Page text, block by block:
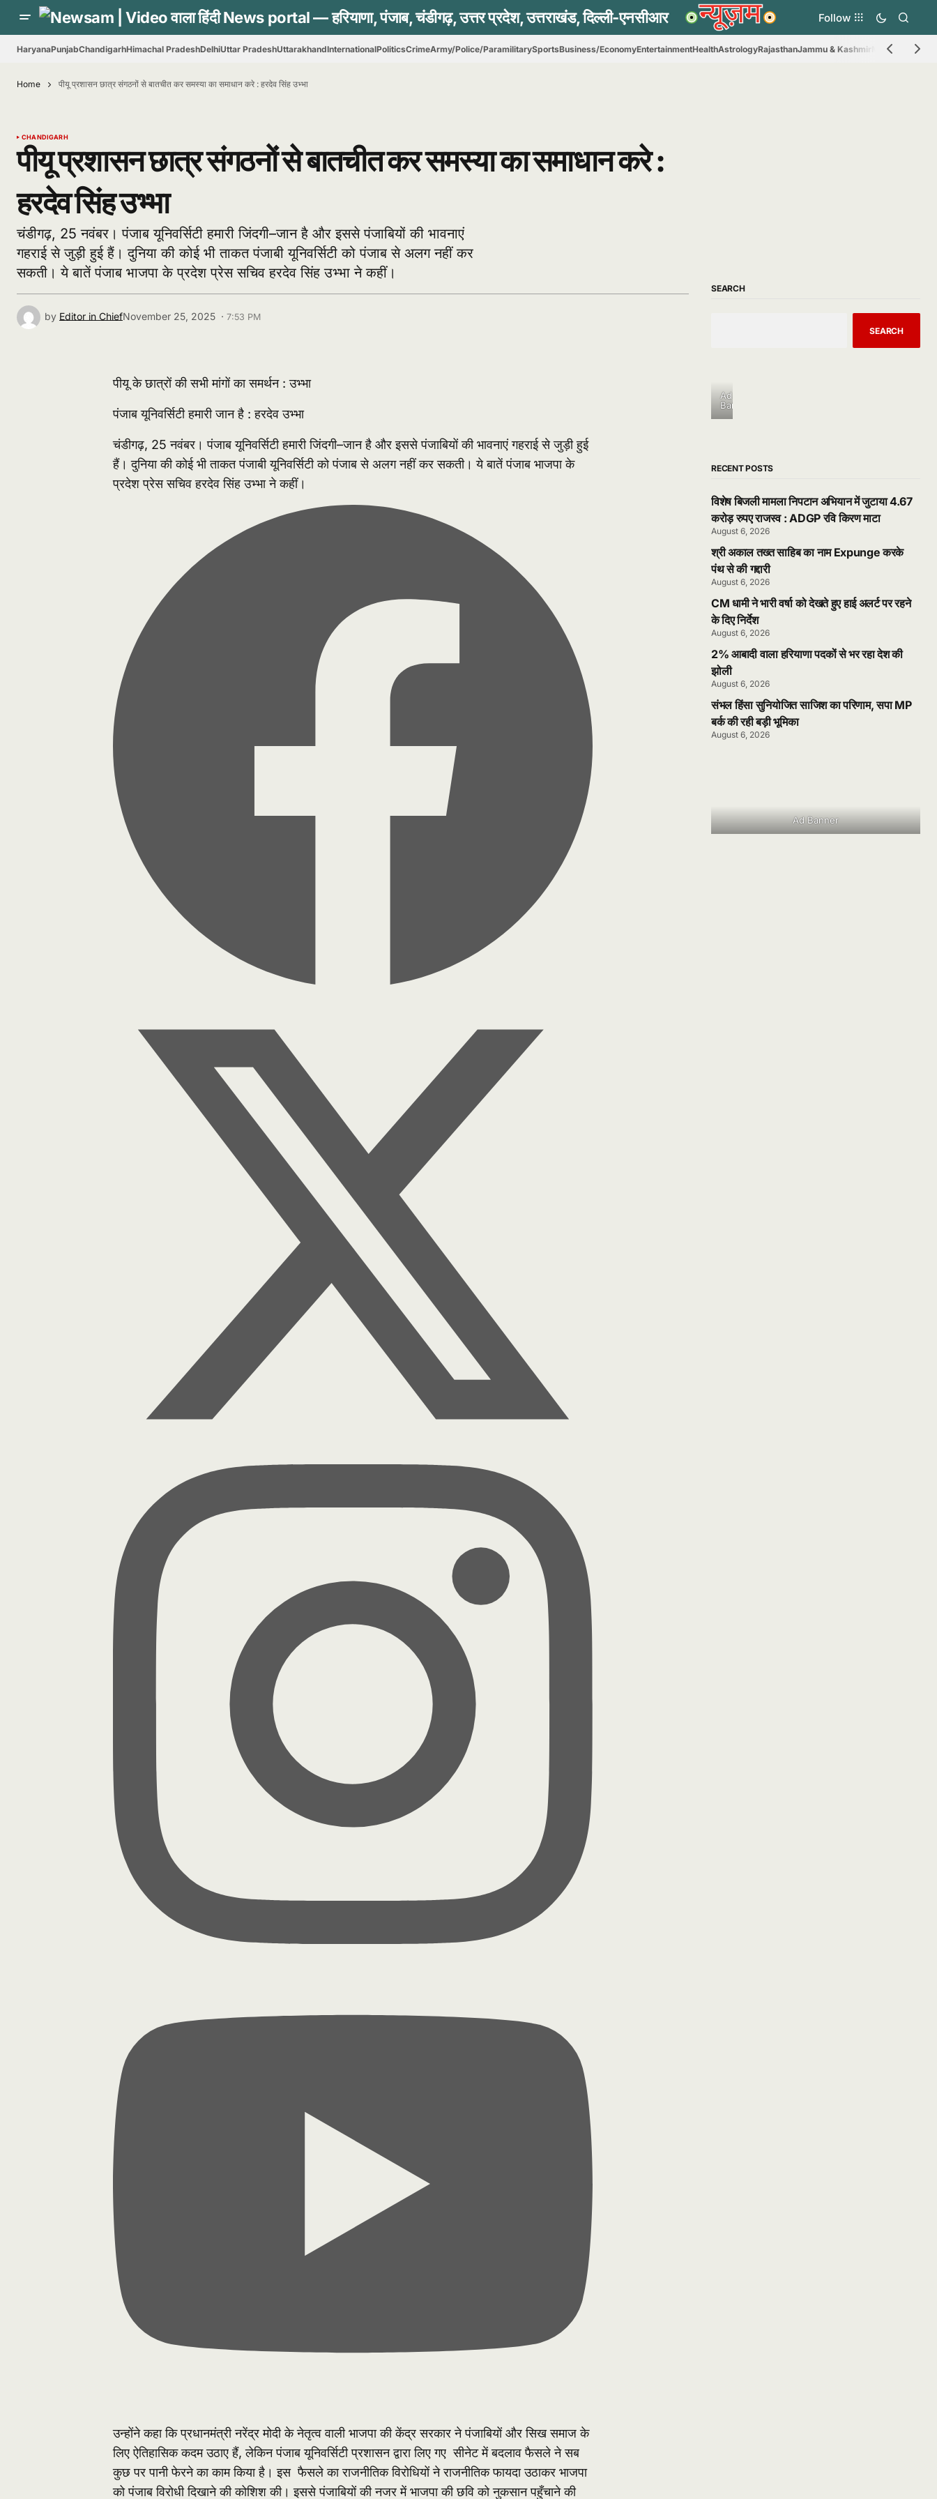
Follow
HaryanaPunjabChandigarhHimachal PradeshDelhiUttar PradeshUttarakhandInternationalPoliticsCrimeArmy/Police/ParamilitarySportsBusiness/EconomyEntertainmentHealthAstrologyRajasthanJammu & Kashmir Madhya
Home पीयू प्रशासन छात्र संगठनों से बातचीत कर समस्या का समाधान करे : हरदेव सिंह उभ्भा
CHANDIGARH
पीयू प्रशासन छात्र संगठनों से बातचीत कर समस्या का समाधान करे :
हरदेव सिंह उभ्भा
चंडीगढ़, 25 नवंबर। पंजाब यूनिवर्सिटी हमारी जिंदगी–जान है और इससे पंजाबियों की भावनाएं
गहराई से जुड़ी हुई हैं। दुनिया की कोई भी ताकत पंजाबी यूनिवर्सिटी को पंजाब से अलग नहीं कर
सकती। ये बातें पंजाब भाजपा के प्रदेश प्रेस सचिव हरदेव सिंह उभ्भा ने कहीं।
by Editor in ChiefNovember 25, 2025 · 7:53 PM
पीयू के छात्रों की सभी मांगों का समर्थन : उभ्भा
पंजाब यूनिवर्सिटी हमारी जान है : हरदेव उभ्भा
चंडीगढ़, 25 नवंबर। पंजाब यूनिवर्सिटी हमारी जिंदगी–जान है और इससे पंजाबियों की भावनाएं गहराई से जुड़ी हुई
हैं। दुनिया की कोई भी ताकत पंजाबी यूनिवर्सिटी को पंजाब से अलग नहीं कर सकती। ये बातें पंजाब भाजपा के
प्रदेश प्रेस सचिव हरदेव सिंह उभ्भा ने कहीं।
उन्होंने कहा कि प्रधानमंत्री नरेंद्र मोदी के नेतृत्व वाली भाजपा की केंद्र सरकार ने पंजाबियों और सिख समाज के
लिए ऐतिहासिक कदम उठाए हैं, लेकिन पंजाब यूनिवर्सिटी प्रशासन द्वारा लिए गए सीनेट में बदलाव फैसले ने सब
कुछ पर पानी फेरने का काम किया है। इस फैसले का राजनीतिक विरोधियों ने राजनीतिक फायदा उठाकर भाजपा
को पंजाब विरोधी दिखाने की कोशिश की। इससे पंजाबियों की नजर में भाजपा की छवि को नुकसान पहुँचाने की
SEARCH
SEARCH
Ad
Banner
RECENT POSTS
विशेष बिजली मामला निपटान अभियान में जुटाया 4.67
करोड़ रुपए राजस्व : ADGP रवि किरण माटा
August 6, 2026
श्री अकाल तख्त साहिब का नाम Expunge करके
पंथ से की गद्दारी
August 6, 2026
CM धामी ने भारी वर्षा को देखते हुए हाई अलर्ट पर रहने
के दिए निर्देश
August 6, 2026
2% आबादी वाला हरियाणा पदकों से भर रहा देश की
झोली
August 6, 2026
संभल हिंसा सुनियोजित साजिश का परिणाम, सपा MP
बर्क की रही बड़ी भूमिका
August 6, 2026
Ad Banner